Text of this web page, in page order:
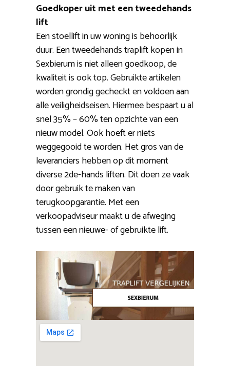
Goedkoper uit met een tweedehands
lift
Een stoellift in uw woning is behoorlijk
duur. Een tweedehands traplift kopen in
Sexbierum is niet alleen goedkoop, de
kwaliteit is ook top. Gebruikte artikelen
worden grondig gecheckt en voldoen aan
alle veiligheidseisen. Hiermee bespaart u al
snel 35% – 60% ten opzichte van een
nieuw model. Ook hoeft er niets
weggegooid te worden. Het gros van de
leveranciers hebben op dit moment
diverse 2de-hands liften. Dit doen ze vaak
door gebruik te maken van
terugkoopgarantie. Met een
verkoopadviseur maakt u de afweging
tussen een nieuwe- of gebruikte lift.